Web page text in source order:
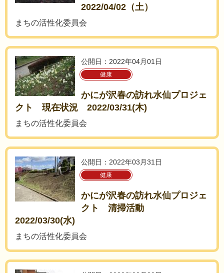
2022/04/02（土）
まちの活性化委員会
公開日：2022年04月01日
健康
かにが沢春の訪れ水仙プロジェ
クト 現在状況 2022/03/31(木)
まちの活性化委員会
公開日：2022年03月31日
健康
かにが沢春の訪れ水仙プロジェ
クト 清掃活動
2022/03/30(水)
まちの活性化委員会